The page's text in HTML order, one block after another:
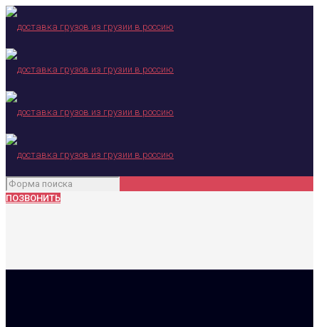
ПОЗВОНИТЬ